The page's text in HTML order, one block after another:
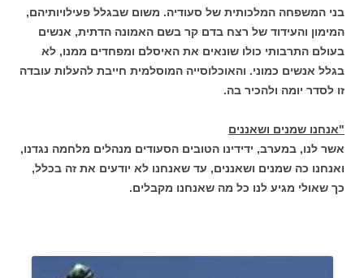
בני המשפחה המלכותית של סעודיה. משום שבגלל פעילויותיהם,
המימון והעידוד של רצח בדם קר בשם האמונה הדתית, אנשים
בעולם התרבותי כולו שונאים את האיסלם ומפחדים ממנו, לא
בגלל אנשים כמוני. והאוכלוסייה המוסלמית חייבת להעלות עובדה
זו לסדר יומה ולהכיר בה.
"אנחנו שמנים ושאננים
אשר לנו, במערב, ידידינו הטובים הסעודים מנהלים מלחמה נגדנו,
ואנחנו כה שמנים ושאננים, עד שאנחנו לא יודעים את זה בכלל,
כך שאולי מגיע לנו כל מה שאנחנו מקבלים.